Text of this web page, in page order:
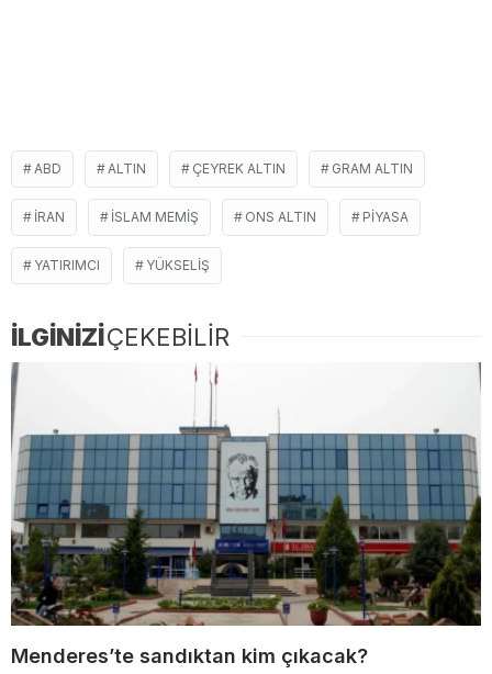
ABD ALTIN ÇEYREK ALTIN GRAM ALTIN
IRAN ISLAM MEMIŞ ONS ALTIN PIYASA
YATIRIMCI YÜKSELIŞ
İLGİNİZİÇEKEBİLİR
Menderes’te sandıktan kim çıkacak?